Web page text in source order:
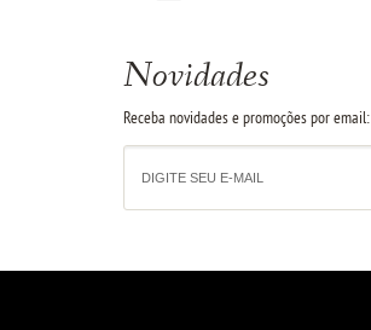
Novidades
Receba novidades e promoções por email: